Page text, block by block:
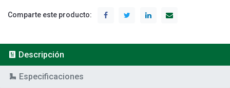
Comparte este producto:
Descripción
Especificaciones